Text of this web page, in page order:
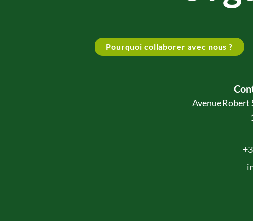
Pourquoi collaborer avec nous ?
Avenue Robert